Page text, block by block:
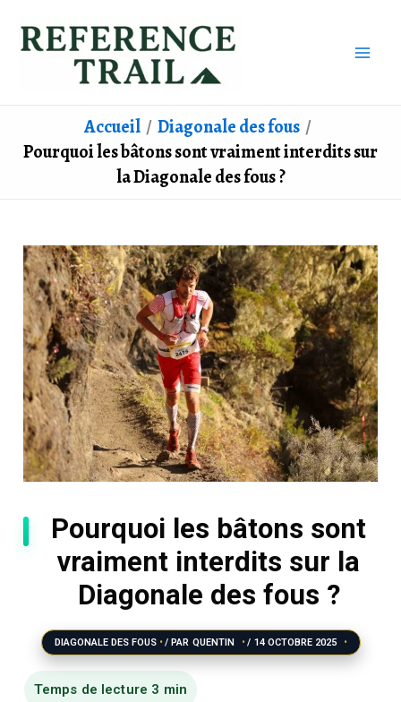
Accueil
Diagonale des fous
Pourquoi les bâtons sont vraiment interdits sur
la Diagonale des fous ?
Pourquoi les bâtons sont
vraiment interdits sur la
Diagonale des fous ?
DIAGONALE DES FOUS / PAR QUENTIN / 14 OCTOBRE 2025